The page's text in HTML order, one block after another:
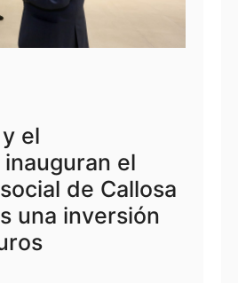
el
el
de Callosa
una inversión